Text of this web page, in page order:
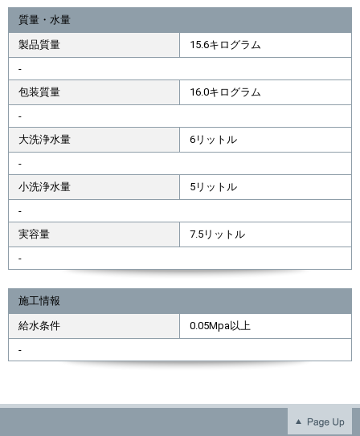
質量・水量
製品質量
15.6キログラム
-
包装質量
16.0キログラム
-
大洗浄水量
6リットル
-
小洗浄水量
5リットル
-
実容量
7.5リットル
-
施工情報
給水条件
0.05Mpa以上
-